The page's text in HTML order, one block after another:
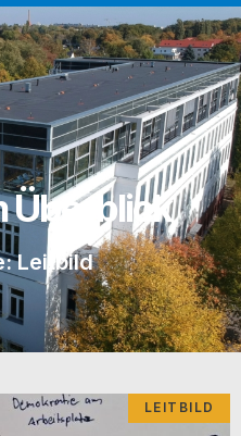
Überblick
Leitbild
LEITBILD